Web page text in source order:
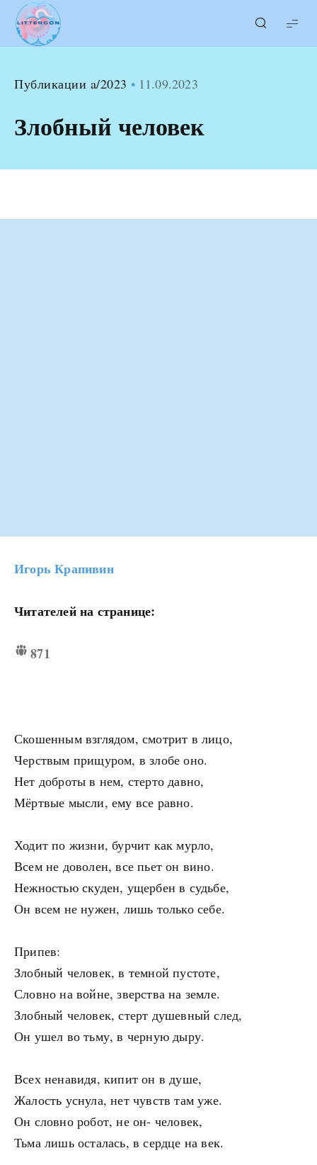
LITTERcon
Публикации a/2023 11.09.2023
Злобный человек
Игорь Крапивин
Читателей на странице:
871
Скошенным взглядом, смотрит в лицо,
Черствым прищуром, в злобе оно.
Нет доброты в нем, стерто давно,
Мёртвые мысли, ему все равно.
Ходит по жизни, бурчит как мурло,
Всем не доволен, все пьет он вино.
Нежностью скуден, ущербен в судьбе,
Он всем не нужен, лишь только себе.
Припев:
Злобный человек, в темной пустоте,
Словно на войне, зверства на земле.
Злобный человек, стерт душевный след,
Он ушел во тьму, в черную дыру.
Всех ненавидя, кипит он в душе,
Жалость уснула, нет чувств там уже.
Он словно робот, не он- человек,
Тьма лишь осталась, в сердце на век.